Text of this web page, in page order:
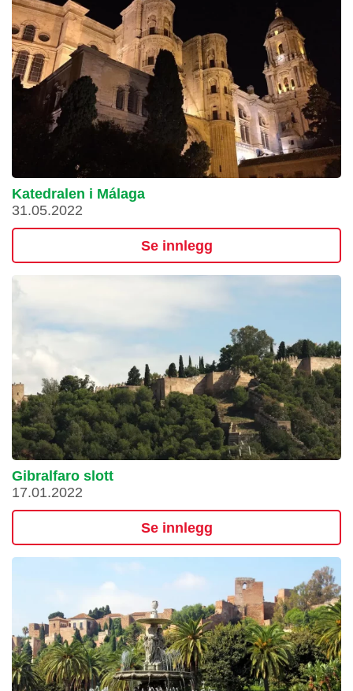
Katedralen i Málaga
31.05.2022
Se innlegg
Gibralfaro slott
17.01.2022
Se innlegg